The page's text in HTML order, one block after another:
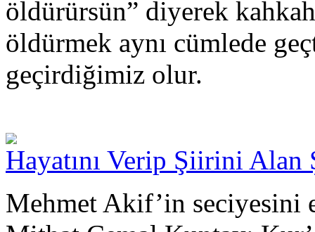
öldürürsün” diyerek
öldürmek aynı cümlede
geçirdiğimiz olur.
Hayatını Verip Şiirini
Mehmet Akif’in seciyesini